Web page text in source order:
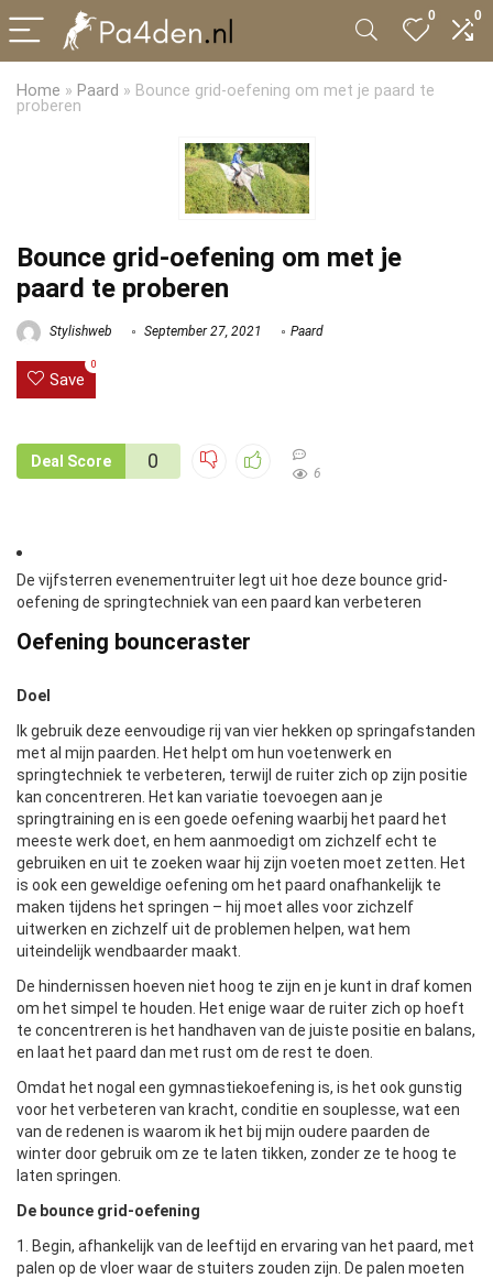
0 0
Home » Paard » Bounce grid-oefening om met je paard te
proberen
Bounce grid-oefening om met je
paard te proberen
Stylishweb September 27, 2021 Paard
Save
0
Deal Score 0
6
De vijfsterren evenementruiter legt uit hoe deze bounce grid-
oefening de springtechniek van een paard kan verbeteren
Oefening bounceraster
Doel
Ik gebruik deze eenvoudige rij van vier hekken op springafstanden
met al mijn paarden. Het helpt om hun voetenwerk en
springtechniek te verbeteren, terwijl de ruiter zich op zijn positie
kan concentreren. Het kan variatie toevoegen aan je
springtraining en is een goede oefening waarbij het paard het
meeste werk doet, en hem aanmoedigt om zichzelf echt te
gebruiken en uit te zoeken waar hij zijn voeten moet zetten. Het
is ook een geweldige oefening om het paard onafhankelijk te
maken tijdens het springen – hij moet alles voor zichzelf
uitwerken en zichzelf uit de problemen helpen, wat hem
uiteindelijk wendbaarder maakt.
De hindernissen hoeven niet hoog te zijn en je kunt in draf komen
om het simpel te houden. Het enige waar de ruiter zich op hoeft
te concentreren is het handhaven van de juiste positie en balans,
en laat het paard dan met rust om de rest te doen.
Omdat het nogal een gymnastiekoefening is, is het ook gunstig
voor het verbeteren van kracht, conditie en souplesse, wat een
van de redenen is waarom ik het bij mijn oudere paarden de
winter door gebruik om ze te laten tikken, zonder ze te hoog te
laten springen.
De bounce grid-oefening
1. Begin, afhankelijk van de leeftijd en ervaring van het paard, met
palen op de vloer waar de stuiters zouden zijn. De palen moeten